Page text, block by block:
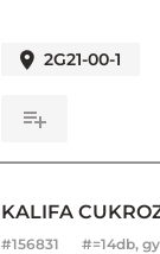
2G21-00-1
KALIFA
#156831 #=14db,